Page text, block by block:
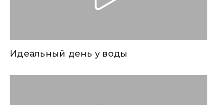
Идеальный день у воды